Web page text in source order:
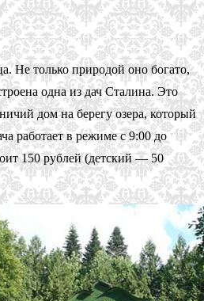
Не только природой оно богато,
одна из дач Сталина. Это
дом на берегу озера, который
работает в режиме с 9:00 до
150 рублей (детский — 50